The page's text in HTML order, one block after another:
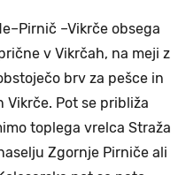
–Vikrče obsega
v Vikrčah, na meji z
brv za pešce in
Vikrče. Pot se približa
toplega vrelca Straža
Zgornje Pirniče ali